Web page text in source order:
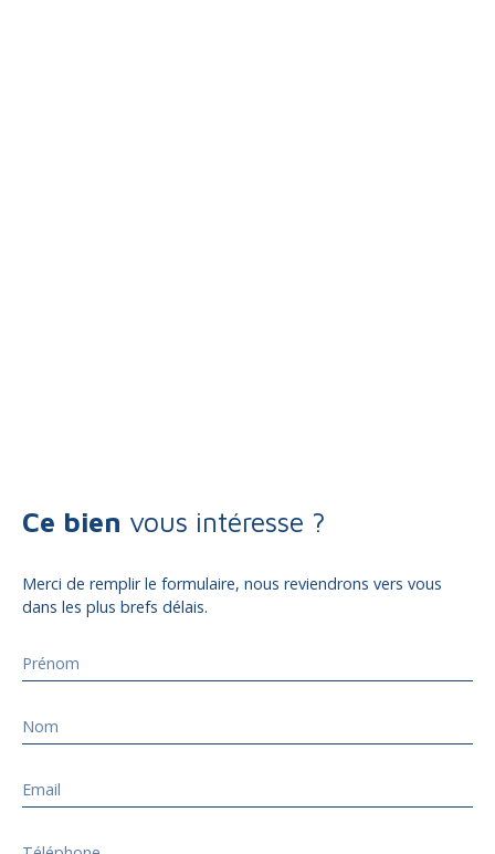
Ce bien vous intéresse ?
Merci de remplir le formulaire, nous reviendrons vers vous
dans les plus brefs délais.
Prénom
Nom
Email